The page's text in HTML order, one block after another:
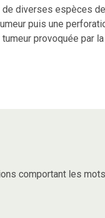
de diverses espèces
puis une
tumeur provoquée par
comportant les mots